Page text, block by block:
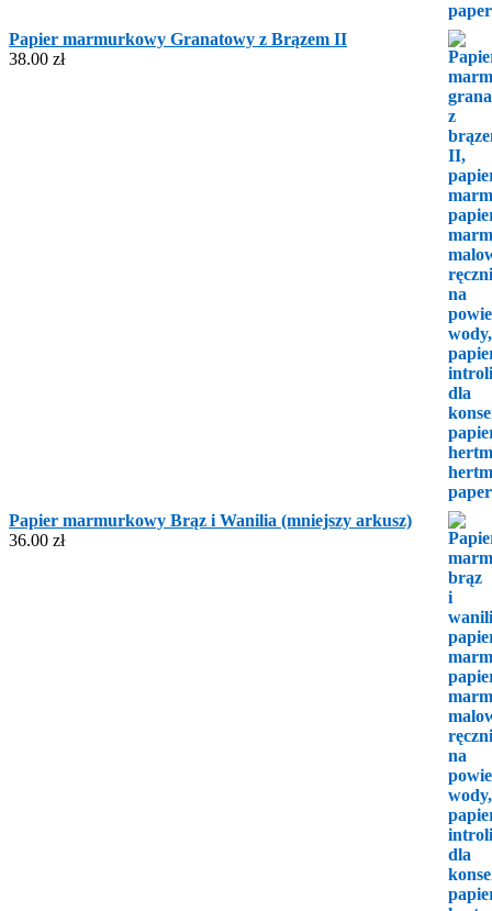
Papier marmurkowy Granatowy z Brązem II
38.00 zł
Papier marmurkowy Brąz i Wanilia (mniejszy arkusz)
36.00 zł